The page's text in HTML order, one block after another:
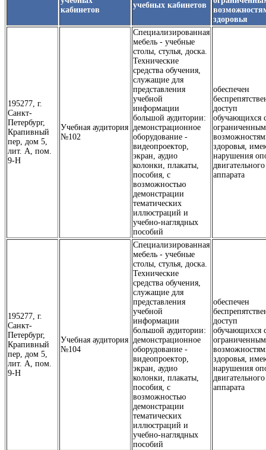
кабинетов
учебных кабинетов
здоровья
195277, г.
Санкт-
Петербург,
Крапивный
пер, дом 5,
лит. А, пом.
9-Н
Учебная аудитория
№102
Специализированная
мебель - учебные
столы, стулья, доска.
Технические
средства обучения,
служащие для
представления
учебной
информации
большой аудитории:
демонстрационное
оборудование -
видеопроектор,
экран, аудио
колонки, плакаты,
пособия, с
возможностью
демонстрации
тематических
иллюстраций и
учебно-наглядных
пособий
обеспечен
доступ
обучающихся
здоровья,
нарушения
двигательного
аппарата
195277, г.
Санкт-
Петербург,
Крапивный
пер, дом 5,
лит. А, пом.
9-Н
Учебная аудитория
№104
Специализированная
мебель - учебные
столы, стулья, доска.
Технические
средства обучения,
служащие для
представления
учебной
информации
большой аудитории:
демонстрационное
оборудование -
видеопроектор,
экран, аудио
колонки, плакаты,
пособия, с
возможностью
демонстрации
тематических
иллюстраций и
учебно-наглядных
пособий
обеспечен
доступ
обучающихся
здоровья,
нарушения
двигательного
аппарата